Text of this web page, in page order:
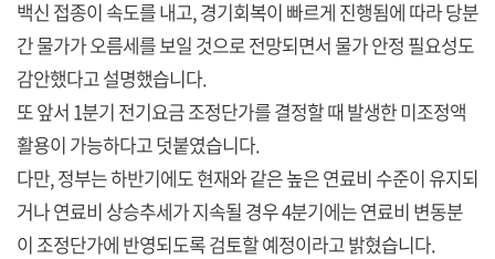
백신 접종이 속도를 내고, 경기회복이 빠르게 진행됨에 따라 당분
간 물가가 오름세를 보일 것으로 전망되면서 물가 안정 필요성도
감안했다고 설명했습니다.
또 앞서 1분기 전기요금 조정단가를 결정할 때 발생한 미조정액
활용이 가능하다고 덧붙였습니다.
다만, 정부는 하반기에도 현재와 같은 높은 연료비 수준이 유지되
거나 연료비 상승추세가 지속될 경우 4분기에는 연료비 변동분
이 조정단가에 반영되도록 검토할 예정이라고 밝혔습니다.